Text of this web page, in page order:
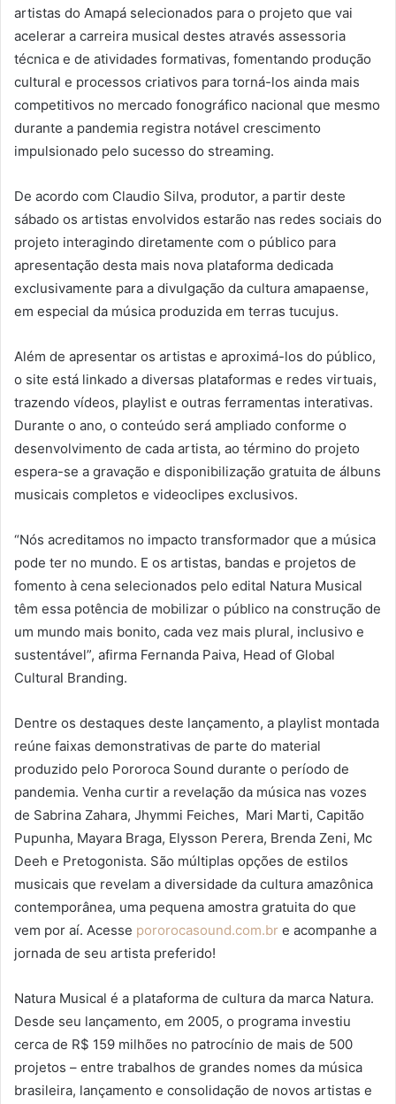
artistas do Amapá selecionados para o projeto que vai
acelerar a carreira musical destes através assessoria
técnica e de atividades formativas, fomentando produção
cultural e processos criativos para torná-los ainda mais
competitivos no mercado fonográfico nacional que mesmo
durante a pandemia registra notável crescimento
impulsionado pelo sucesso do streaming.
De acordo com Claudio Silva, produtor, a partir deste
sábado os artistas envolvidos estarão nas redes sociais do
projeto interagindo diretamente com o público para
apresentação desta mais nova plataforma dedicada
exclusivamente para a divulgação da cultura amapaense,
em especial da música produzida em terras tucujus.
Além de apresentar os artistas e aproximá-los do público,
o site está linkado a diversas plataformas e redes virtuais,
trazendo vídeos, playlist e outras ferramentas interativas.
Durante o ano, o conteúdo será ampliado conforme o
desenvolvimento de cada artista, ao término do projeto
espera-se a gravação e disponibilização gratuita de álbuns
musicais completos e videoclipes exclusivos.
“Nós acreditamos no impacto transformador que a música
pode ter no mundo. E os artistas, bandas e projetos de
fomento à cena selecionados pelo edital Natura Musical
têm essa potência de mobilizar o público na construção de
um mundo mais bonito, cada vez mais plural, inclusivo e
sustentável”, afirma Fernanda Paiva, Head of Global
Cultural Branding.
Dentre os destaques deste lançamento, a playlist montada
reúne faixas demonstrativas de parte do material
produzido pelo Pororoca Sound durante o período de
pandemia. Venha curtir a revelação da música nas vozes
de Sabrina Zahara, Jhymmi Feiches, Mari Marti, Capitão
Pupunha, Mayara Braga, Elysson Perera, Brenda Zeni, Mc
Deeh e Pretogonista. São múltiplas opções de estilos
musicais que revelam a diversidade da cultura amazônica
contemporânea, uma pequena amostra gratuita do que
vem por aí. Acesse pororocasound.com.br e acompanhe a
jornada de seu artista preferido!
Natura Musical é a plataforma de cultura da marca Natura.
Desde seu lançamento, em 2005, o programa investiu
cerca de R$ 159 milhões no patrocínio de mais de 500
projetos – entre trabalhos de grandes nomes da música
brasileira, lançamento e consolidação de novos artistas e